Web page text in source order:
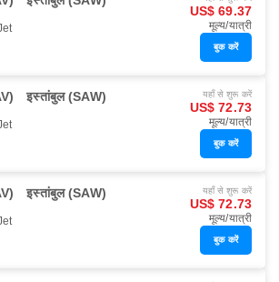
US$ 69.37
मूल्य/यात्री
बुक करें
इस्तांबुल (SAW) यहाँ से शुरू करें
US$ 72.73
मूल्य/यात्री
बुक करें
इस्तांबुल (SAW) यहाँ से शुरू करें
US$ 72.73
मूल्य/यात्री
बुक करें